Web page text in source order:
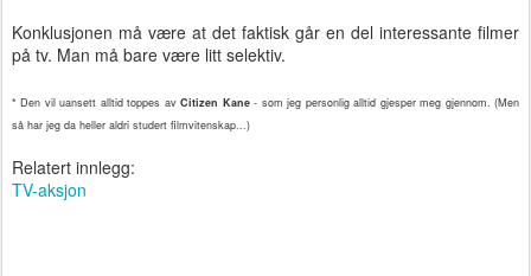
Konklusjonen må være at det faktisk går en del interessante filmer
på tv. Man må bare være litt selektiv.
* Den vil uansett alltid toppes avCitizen Kane- som jeg personlig alltid gjesper meg gjennom. (Men
så har jeg da heller aldri studert filmvitenskap...)
Relatert innlegg:
TV-aksjon